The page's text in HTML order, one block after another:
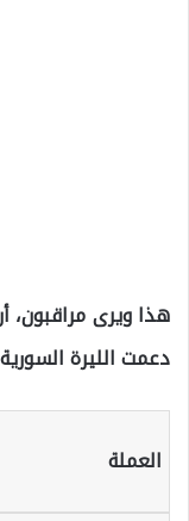
هذا ويرى مراقبون،
دعمت الليرة
العملة